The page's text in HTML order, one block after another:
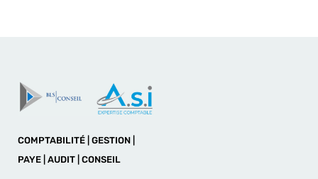
COMPTABILITÉ | GESTION |
PAYE | AUDIT | CONSEIL